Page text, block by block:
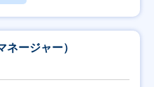
ージャー）